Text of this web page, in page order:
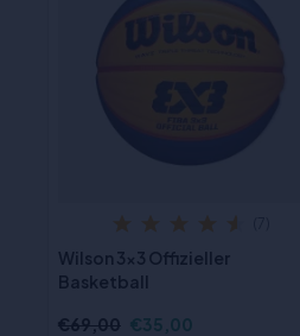
Wilson 3x3 Offizieller
Basketball
€69,00 €35,00